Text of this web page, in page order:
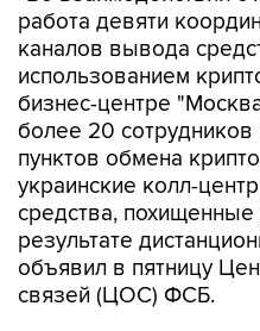
работа девяти
каналов вывода
использованием
бизнес-центре
более 20
пунктов обмена
украинские колл-
средства, похищенные
результате
объявил в пятницу
связей (ЦОС) ФСБ.